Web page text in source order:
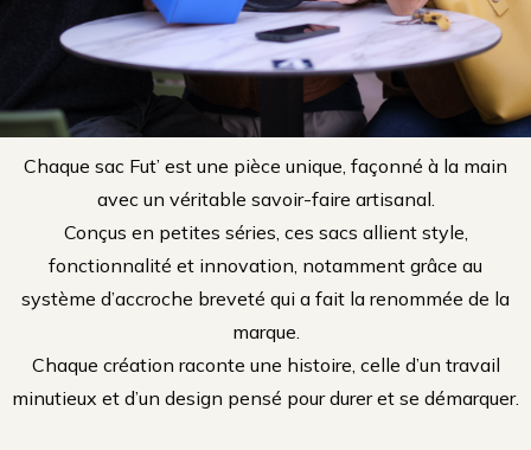
Chaque sac Fut’ est une pièce unique, façonné à la main
avec un véritable savoir-faire artisanal.
Conçus en petites séries, ces sacs allient style,
fonctionnalité et innovation, notamment grâce au
système d’accroche breveté qui a fait la renommée de la
marque.
Chaque création raconte une histoire, celle d’un travail
minutieux et d’un design pensé pour durer et se démarquer.